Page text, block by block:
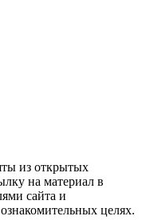
из открытых
на материал в
сайта и
целях.